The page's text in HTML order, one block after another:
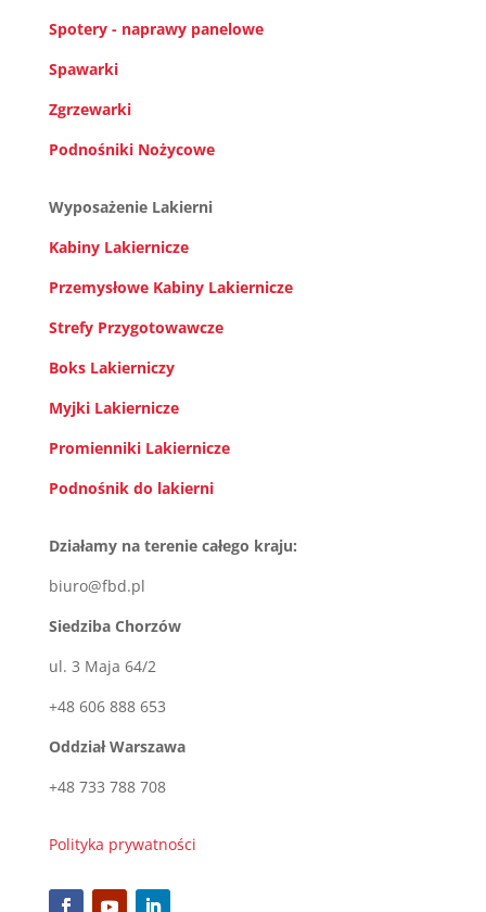
Spotery - naprawy panelowe
Spawarki
Zgrzewarki
Podnośniki Nożycowe
Wyposażenie Lakierni
Kabiny Lakiernicze
Przemysłowe Kabiny Lakiernicze
Strefy Przygotowawcze
Boks Lakierniczy
Myjki Lakiernicze
Promienniki Lakiernicze
Podnośnik do lakierni
Działamy na terenie całego kraju:
biuro@fbd.pl
Siedziba Chorzów
ul. 3 Maja 64/2
+48 606 888 653
Oddział Warszawa
+48 733 788 708
Polityka prywatności